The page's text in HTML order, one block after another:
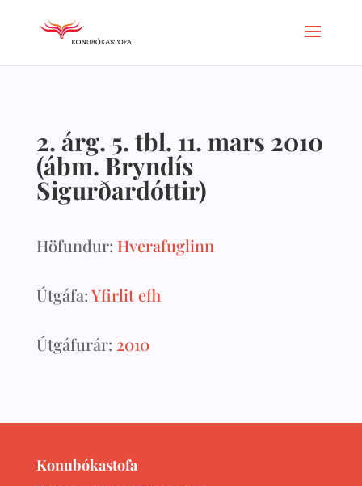
2. árg. 5. tbl. 11. mars 2010
(ábm. Bryndís
Sigurðardóttir)
Höfundur: Hverafuglinn
Útgáfa:Yfirlit efh
Útgáfurár: 2010
Konubókastofa